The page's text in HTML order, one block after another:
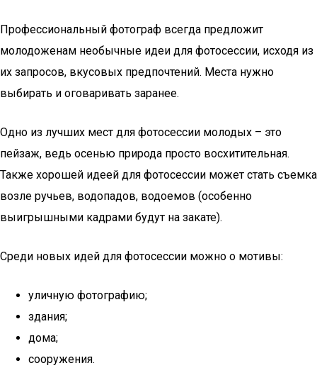
Профессиональный фотограф всегда предложит
молодоженам необычные идеи для фотосессии, исходя из
их запросов, вкусовых предпочтений. Места нужно
выбирать и оговаривать заранее.
Одно из лучших мест для фотосессии молодых – это
пейзаж, ведь осенью природа просто восхитительная.
Также хорошей идеей для фотосессии может стать съемка
возле ручьев, водопадов, водоемов (особенно
выигрышными кадрами будут на закате).
Среди новых идей для фотосессии можно о мотивы:
уличную фотографию;
здания;
дома;
сооружения.